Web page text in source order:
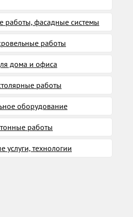
работы, фасадные системы
работы
дома и офиса
работы
оборудование
работы
услуги, технологии